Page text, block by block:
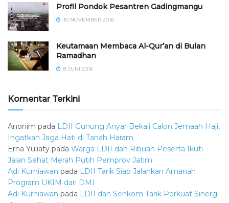
⁠⁠⁠Profil Pondok Pesantren Gadingmangu
10 NOVEMBER 2016
Keutamaan Membaca Al-Qur’an di Bulan
Ramadhan
8 JUNI 2016
Komentar Terkini
Anonim pada LDII Gunung Anyar Bekali Calon Jemaah Haji,
Ingatkan Jaga Hati di Tanah Haram
Erna Yuliaty pada Warga LDII dan Ribuan Peserta Ikuti
Jalan Sehat Merah Putih Pemprov Jatim
Adi Kurniawan pada LDII Tarik Siap Jalankan Amanah
Program UKIM dari DMI
Adi Kurniawan pada LDII dan Senkom Tarik Perkuat Sinergi